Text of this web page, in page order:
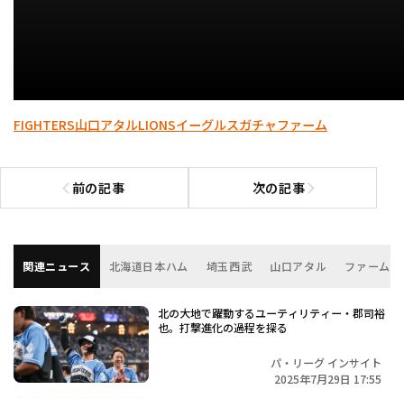
FIGHTERS山口アタルLIONSイーグルスガチャファーム
前の記事
前の記事へ 次の記事次の記事へ
関連ニュース 北海道日本ハム 埼玉西武 山口アタル ファーム
北の大地で躍動するユーティリティー・郡司裕
也。打撃進化の過程を探る
パ・リーグ インサイト
2025年7月29日 17:55